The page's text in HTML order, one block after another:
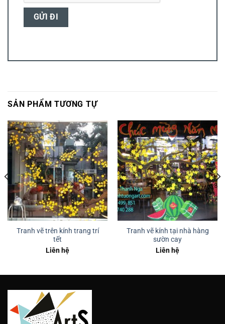
SẢN PHẨM TƯƠNG TỰ
Tranh vẽ trên kính trang trí
tết
Liên hệ
Tranh vẽ kính tại nhà hàng
sườn cay
Liên hệ